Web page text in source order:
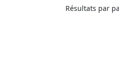
Résultats par